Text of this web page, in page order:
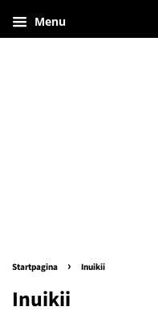
Menu
Startpagina › Inuikii
Inuikii